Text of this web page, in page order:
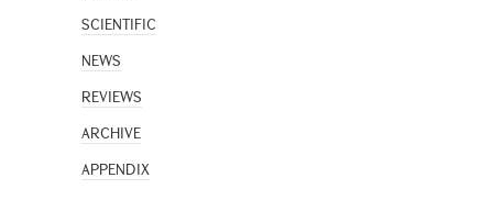
SCIENTIFIC
NEWS
REVIEWS
ARCHIVE
APPENDIX